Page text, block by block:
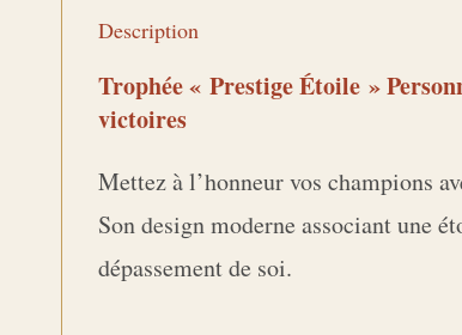
Description
Trophée « Prestige Étoile »
victoires
Mettez à l’honneur vos champions
Son design moderne associant une
dépassement de soi.